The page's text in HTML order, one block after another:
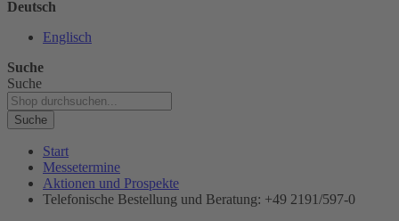
Deutsch
Englisch
Suche
Suche
Suche
Start
Messetermine
Aktionen und Prospekte
Telefonische Bestellung und Beratung: +49 2191/597-0